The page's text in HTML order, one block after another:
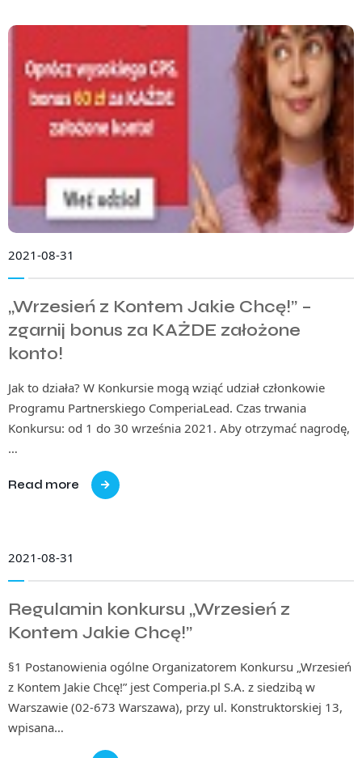
2021-08-31
„Wrzesień z Kontem Jakie Chcę!” –
zgarnij bonus za KAŻDE założone
konto!
Jak to działa? W Konkursie mogą wziąć udział członkowie
Programu Partnerskiego ComperiaLead. Czas trwania
Konkursu: od 1 do 30 września 2021. Aby otrzymać nagrodę,
…
Read more
2021-08-31
Regulamin konkursu „Wrzesień z
Kontem Jakie Chcę!”
§1 Postanowienia ogólne Organizatorem Konkursu „Wrzesień
z Kontem Jakie Chcę!” jest Comperia.pl S.A. z siedzibą w
Warszawie (02-673 Warszawa), przy ul. Konstruktorskiej 13,
wpisana…